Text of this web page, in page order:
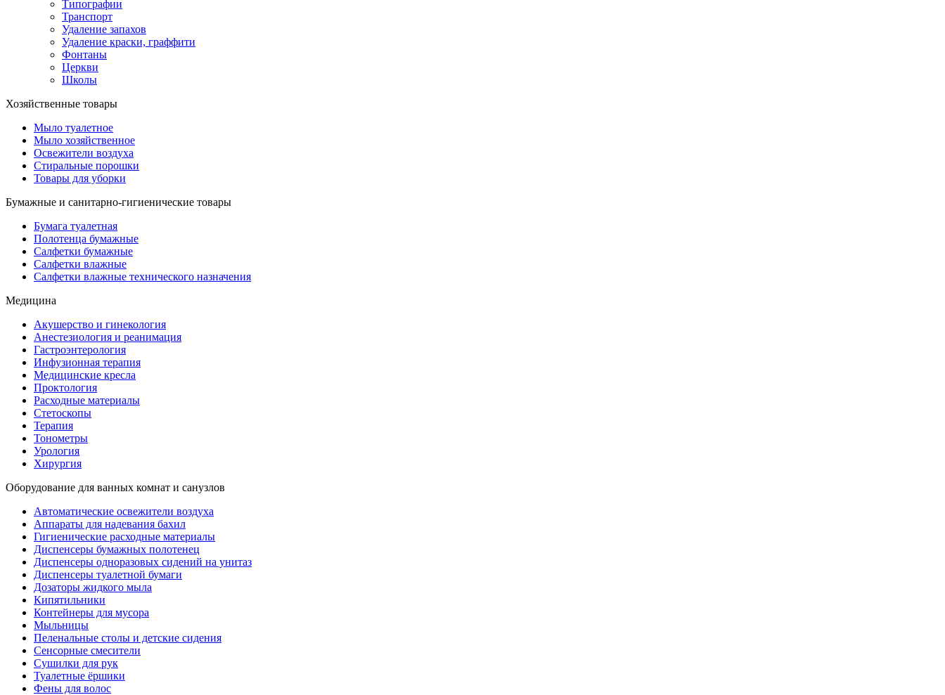
Типографии
Транспорт
Удаление запахов
Удаление краски, граффити
Фонтаны
Церкви
Школы
Хозяйственные товары
Мыло туалетное
Мыло хозяйственное
Освежители воздуха
Стиральные порошки
Товары для уборки
Бумажные и санитарно-гигиенические товары
Бумага туалетная
Полотенца бумажные
Салфетки бумажные
Салфетки влажные
Салфетки влажные технического назначения
Медицина
Акушерство и гинекология
Анестезиология и реанимация
Гастроэнтерология
Инфузионная терапия
Медицинские кресла
Проктология
Расходные материалы
Стетоскопы
Терапия
Тонометры
Урология
Хирургия
Оборудование для ванных комнат и санузлов
Автоматические освежители воздуха
Аппараты для надевания бахил
Гигиенические расходные материалы
Диспенсеры бумажных полотенец
Диспенсеры одноразовых сидений на унитаз
Диспенсеры туалетной бумаги
Дозаторы жидкого мыла
Кипятильники
Контейнеры для мусора
Мыльницы
Пеленальные столы и детские сидения
Сенсорные смесители
Сушилки для рук
Туалетные ёршики
Фены для волос